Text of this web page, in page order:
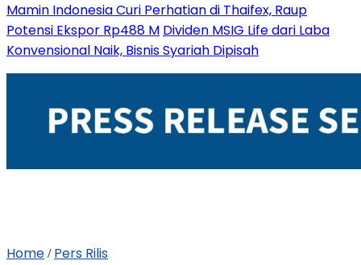
Mamin Indonesia Curi Perhatian di Thaifex, Raup
Potensi Ekspor Rp488 M Dividen MSIG Life dari Laba
Konvensional Naik, Bisnis Syariah Dipisah
Home / Pers Rilis